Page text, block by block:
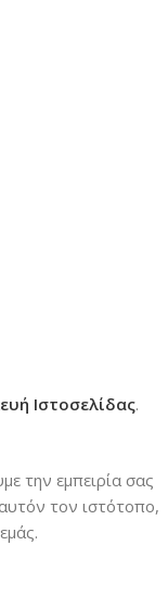
Ιστοσελίδας.
την εμπειρία σας
τον ιστότοπο,